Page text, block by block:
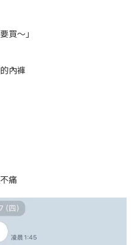
買～」
內褲
痛